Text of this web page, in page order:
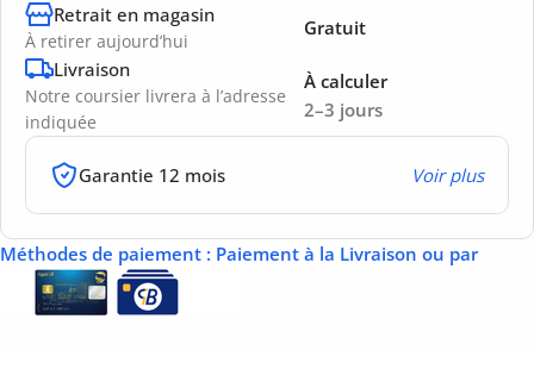
Retrait en magasin
À retirer aujourd’hui
Gratuit
Livraison
Notre coursier livrera à l’adresse
indiquée
2–3 jours
À calculer
Garantie 12 mois Voir plus
Méthodes de paiement : Paiement à la Livraison ou par